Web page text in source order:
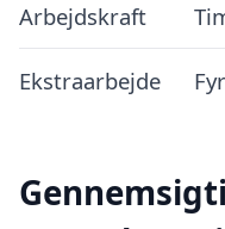
Arbejdskraft
Ekstraarbejde